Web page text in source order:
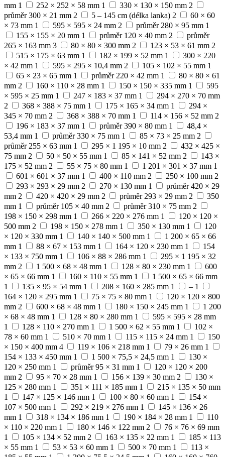
mm 1 252 × 252 × 58 mm 1 330 × 130 × 150 mm 2
průměr 300 × 21 mm 2 5 – 145 cm (délka lanka) 2
60 × 60
× 73 mm 1 595 × 595 × 24 mm 2 průměr 280 × 95 mm 1
155 × 155 × 20 mm 1 průměr 120 × 40 mm 2
průměr
265 × 163 mm 3 80 × 80 × 300 mm 2 123 × 53 × 61 mm 2
515 × 175 × 63 mm 1 182 × 199 × 52 mm 1
300 × 220
× 42 mm 1 595 × 295 × 10,4 mm 2 105 × 102 × 55 mm 1
65 × 23 × 65 mm 1 průměr 220 × 42 mm 1
80 × 80 × 61
mm 2 160 × 110 × 28 mm 1 150 × 150 × 335 mm 1
595
× 595 × 25 mm 1 247 × 183 × 37 mm 1
294 × 270 × 70 mm
2
368 × 388 × 75 mm 1 175 × 165 × 34 mm 1
294 ×
345 × 70 mm 2 368 × 388 × 70 mm 1 114 × 156 × 52 mm 2
196 × 183 × 37 mm 1 průměr 390 × 80 mm 1
48,4 ×
53,4 mm 1 průměr 330 × 75 mm 1 85 × 73 × 25 mm 2
průměr 255 × 63 mm 1 295 × 1 195 × 10 mm 2
432 × 425 ×
75 mm 2 50 × 50 × 55 mm 1 85 × 141 × 52 mm 2
143 ×
175 × 52 mm 2 55 × 75 × 80 mm 1 1 201 × 301 × 37 mm 1
601 × 601 × 37 mm 1 400 × 110 mm 2 250 × 100 mm 2
293 × 293 × 29 mm 2 270 × 130 mm 1
průměr 420 × 29
mm 2 420 × 420 × 29 mm 2 průměr 293 × 29 mm 2
350
mm 1 průměr 105 × 40 mm 2 průměr 310 × 75 mm 2
198 × 150 × 298 mm 1 266 × 220 × 276 mm 1
120 × 120 ×
500 mm 2 198 × 150 × 278 mm 1 350 × 130 mm 1
120
× 120 × 330 mm 1 140 × 140 × 500 mm 1
1 200 × 65 × 66
mm 1 88 × 67 × 153 mm 1 164 × 120 × 230 mm 1
154
× 133 × 750 mm 1 106 × 88 × 286 mm 1
295 × 1 195 × 32
mm 2 1 500 × 68 × 48 mm 1 128 × 80 × 230 mm 1
600
× 65 × 66 mm 1 160 × 110 × 55 mm 1
1 500 × 65 × 66 mm
1
135 × 95 × 54 mm 1 208 × 160 × 285 mm 1 – 1
164 × 120 × 295 mm 1 75 × 75 × 80 mm 1
120 × 120 × 800
mm 2 600 × 68 × 48 mm 1 180 × 150 × 245 mm 1
1 200
× 68 × 48 mm 1 128 × 80 × 280 mm 1
595 × 595 × 28 mm
1
128 × 110 × 270 mm 1 1 500 × 62 × 55 mm 1
102 ×
78 × 60 mm 1 510 × 70 mm 1 115 × 115 × 24 mm 1
150
× 150 × 400 mm 4 119 × 106 × 218 mm 1 79 × 26 mm 1
154 × 133 × 450 mm 1 1 500 × 75,5 × 24,5 mm 1
130 ×
120 × 250 mm 1 průměr 95 × 31 mm 1
120 × 120 × 200
mm 2 95 × 70 × 28 mm 1 156 × 139 × 30 mm 2
130 ×
125 × 280 mm 1 351 × 111 × 185 mm 1
215 × 135 × 50 mm
1
147 × 125 × 146 mm 1 100 × 80 × 60 mm 1
154 ×
107 × 500 mm 1 292 × 219 × 276 mm 1
145 × 136 × 26
mm 1 318 × 134 × 186 mm 1 190 × 184 × 28 mm 1
110
× 110 × 220 mm 1 180 × 146 × 122 mm 2
76 × 76 × 69 mm
1
105 × 134 × 52 mm 2 163 × 135 × 22 mm 1
185 × 113
× 55 mm 1 53 × 53 × 60 mm 1 500 × 70 mm 1
113 ×